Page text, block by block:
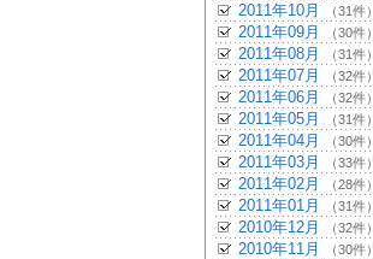
2011年10月 （31件）
2011年09月 （30件）
2011年08月 （31件）
2011年07月 （32件）
2011年06月 （32件）
2011年05月 （31件）
2011年04月 （30件）
2011年03月 （33件）
2011年02月 （28件）
2011年01月 （31件）
2010年12月 （32件）
2010年11月 （30件）